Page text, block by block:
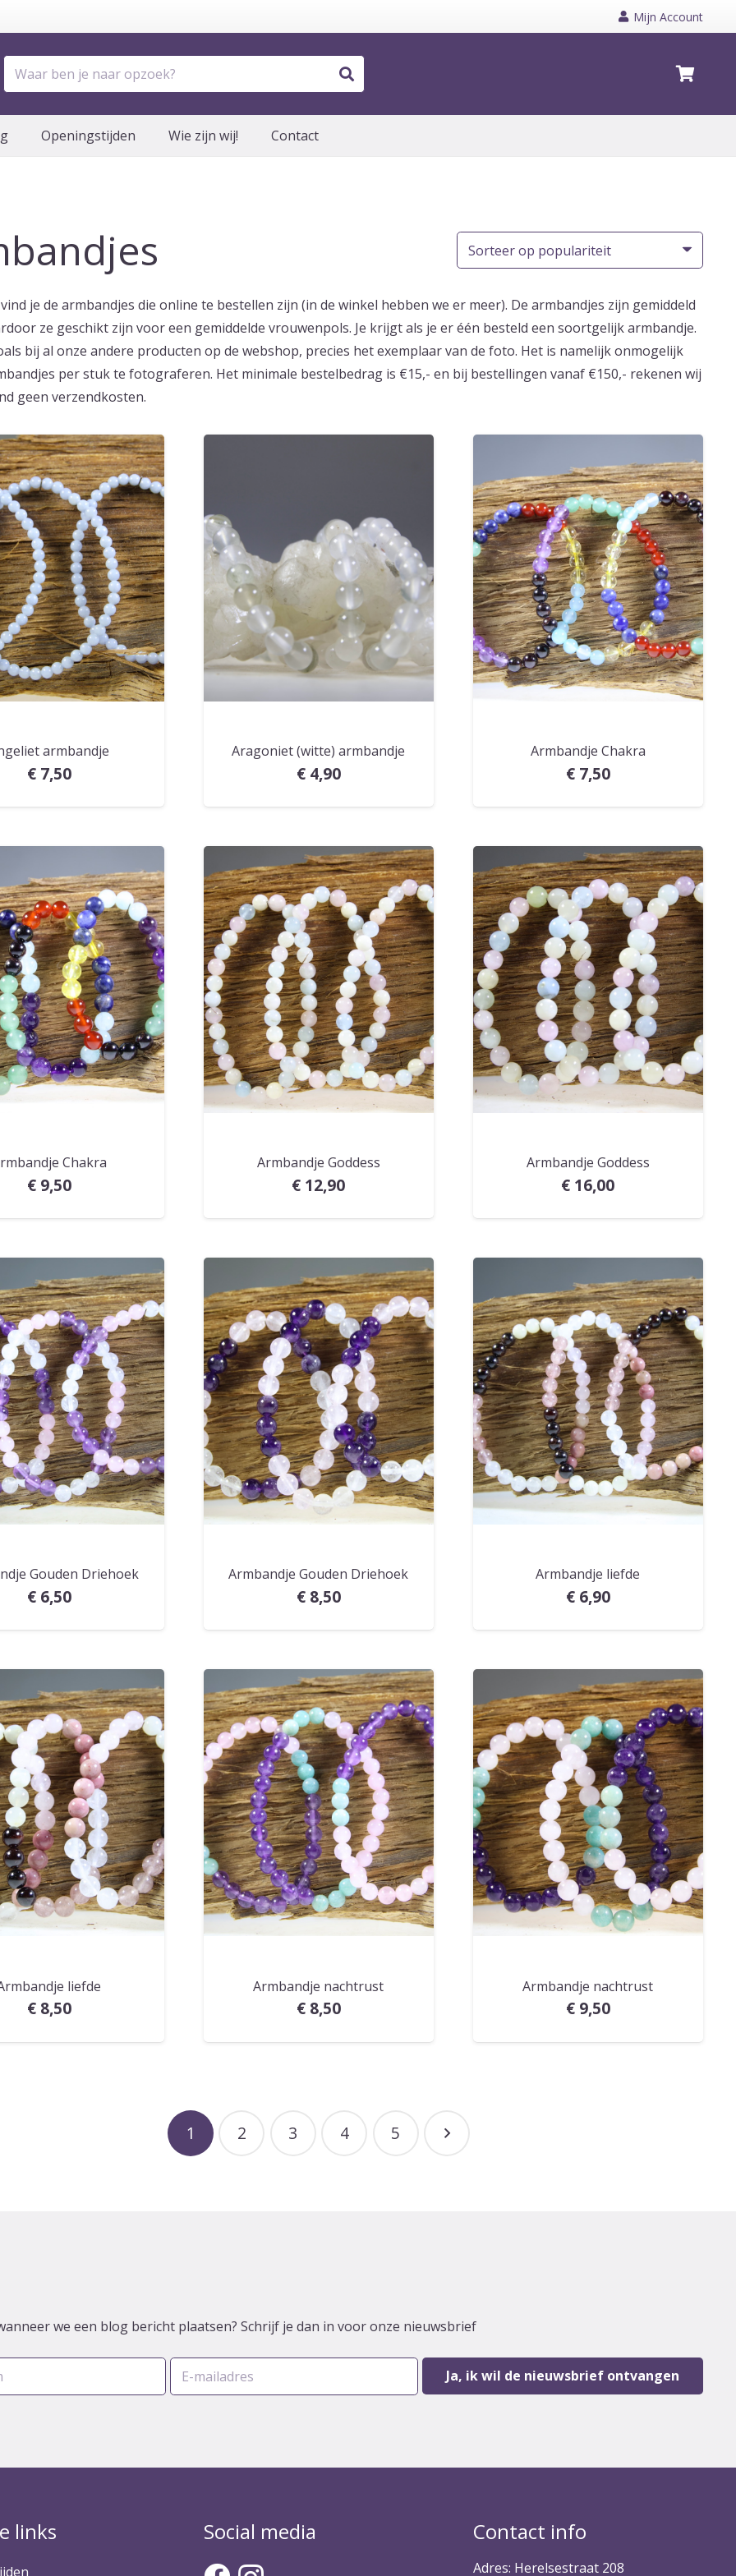
Mijn Account
Openingstijden Wie zijn wij! Contact
je de armbandjes die online te bestellen zijn (in de winkel hebben we er meer). De armbandjes zijn gemiddeld
ze geschikt zijn voor een gemiddelde vrouwenpols. Je krijgt als je er één besteld een soortgelijk armbandje.
bij al onze andere producten op de webshop, precies het exemplaar van de foto. Het is namelijk onmogelijk
per stuk te fotograferen. Het minimale bestelbedrag is €15,- en bij bestellingen vanaf €150,- rekenen wij
geen verzendkosten.
armbandje
€7,50
Aragoniet (witte) armbandje
€4,90
Armbandje Chakra
€7,50
Chakra
€9,50
Armbandje Goddess
€ 12,90
Armbandje Goddess
€ 16,00
Gouden Driehoek
€6,50
Armbandje Gouden Driehoek
€8,50
Armbandje liefde
€6,90
liefde
€8,50
Armbandje nachtrust
€8,50
Armbandje nachtrust
€9,50
1 2 3 4 5
we een blog bericht plaatsen? Schrijf je dan in voor onze nieuwsbrief
links Social media Contact info
Adres: Herelsestraat 208